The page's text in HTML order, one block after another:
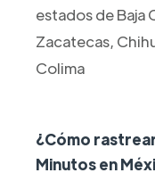
estados de Baja
Zacatecas,
Colima
¿Cómo
Minutos en